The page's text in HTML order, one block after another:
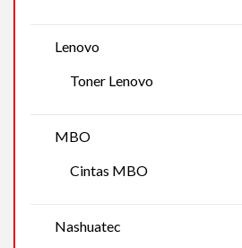
Lenovo
Toner Lenovo
MBO
Cintas MBO
Nashuatec